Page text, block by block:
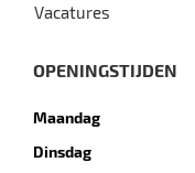
Vacatures
OPENINGSTIJDEN
Maandag
Dinsdag